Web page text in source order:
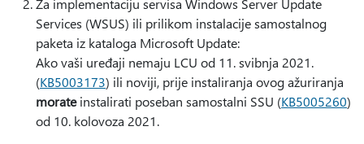
Za implementaciju servisa Windows Server Update
Services (WSUS) ili prilikom instalacije samostalnog
paketa iz kataloga Microsoft Update:
Ako vaši uređaji nemaju LCU od 11. svibnja 2021.
(KB5003173) ili noviji, prije instaliranja ovog ažuriranja
morateinstalirati poseban samostalni SSU (KB5005260)
od 10. kolovoza 2021.